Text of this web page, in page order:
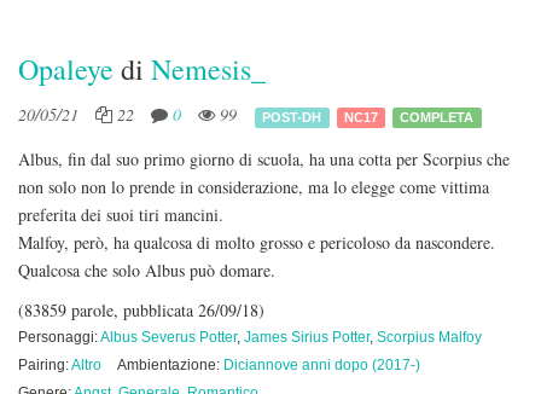
Opaleye di Nemesis_
20/05/21 22 0 99 POST-DH NC17 COMPLETA
Albus, fin dal suo primo giorno di scuola, ha una cotta per Scorpius che
non solo non lo prende in considerazione, ma lo elegge come vittima
preferita dei suoi tiri mancini.
Malfoy, però, ha qualcosa di molto grosso e pericoloso da nascondere.
Qualcosa che solo Albus può domare.
(83859 parole, pubblicata 26/09/18)
Personaggi:Albus Severus Potter, James Sirius Potter, Scorpius Malfoy
Pairing:Altro Ambientazione: Diciannove anni dopo (2017-)